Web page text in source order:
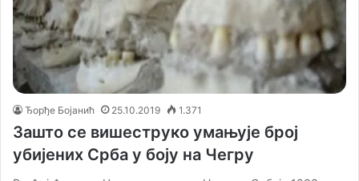
Ђорђе Бојанић 25.10.2019 1.371
Зашто се вишеструко умањује број
убијених Срба у боју на Чегру